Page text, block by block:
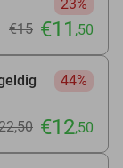
23%
€15 €11 ,50
44%
,50 €12,50